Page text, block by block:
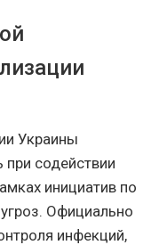
Украины
содействии
инициатив по
Официально
инфекций,